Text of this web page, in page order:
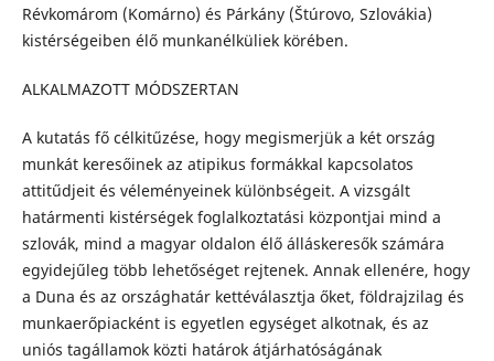
Révkomárom (Komárno) és Párkány (Štúrovo, Szlovákia)
kistérségeiben élő munkanélküliek körében.
ALKALMAZOTT MÓDSZERTAN
A kutatás fő célkitűzése, hogy megismerjük a két ország
munkát keresőinek az atipikus formákkal kapcsolatos
attitűdjeit és véleményeinek különbségeit. A vizsgált
határmenti kistérségek foglalkoztatási központjai mind a
szlovák, mind a magyar oldalon élő álláskeresők számára
egyidejűleg több lehetőséget rejtenek. Annak ellenére, hogy
a Duna és az országhatár kettéválasztja őket, földrajzilag és
munkaerőpiacként is egyetlen egységet alkotnak, és az
uniós tagállamok közti határok átjárhatóságának